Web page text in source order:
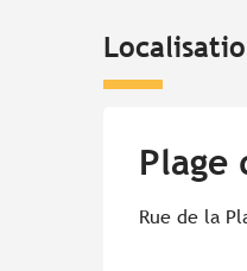
Plage
Rue de la